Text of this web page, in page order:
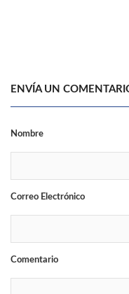
ENVÍA UN
Nombre
Correo Electrónico
Comentario